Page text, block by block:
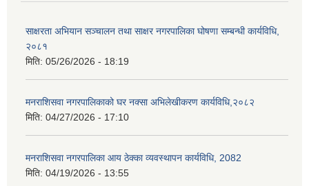
साक्षरता अभियान सञ्चालन तथा साक्षर नगरपालिका घोषणा सम्बन्धी कार्यविधि,
२०८१
मिति: 05/26/2026 - 18:19
मनराशिसवा नगरपालिकाको घर नक्सा अभिलेखीकरण कार्यविधि,२०८२
मिति: 04/27/2026 - 17:10
मनराशिसवा नगरपालिका आय ठेक्का व्यवस्थापन कार्यविधि, 2082
मिति: 04/19/2026 - 13:55